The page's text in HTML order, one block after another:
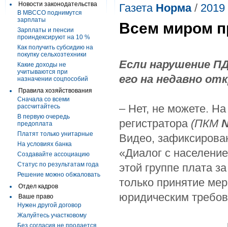
Новости законодательства
В МВССО поднимутся
зарплаты
Зарплаты и пенсии
проиндексируют на 10 %
Как получить субсидию на
покупку сельхозтехники
Какие доходы не
учитываются при
назначении соцпособий
Правила хозяйствования
Сначала со всеми
рассчитайтесь
В первую очередь
предоплата
Платят только унитарные
На условиях банка
Создавайте ассоциацию
Статус по результатам года
Решение можно обжаловать
Отдел кадров
Ваше право
Нужен другой договор
Жалуйтесь участковому
Без согласия не продается
Газета Норма/ 2019
Всем миром
Если нарушение
его на недавно
– Нет, не можете.
регистратора (ПКМ
Видео,
«Диалог с
этой группе плата
только принятие
юридическим